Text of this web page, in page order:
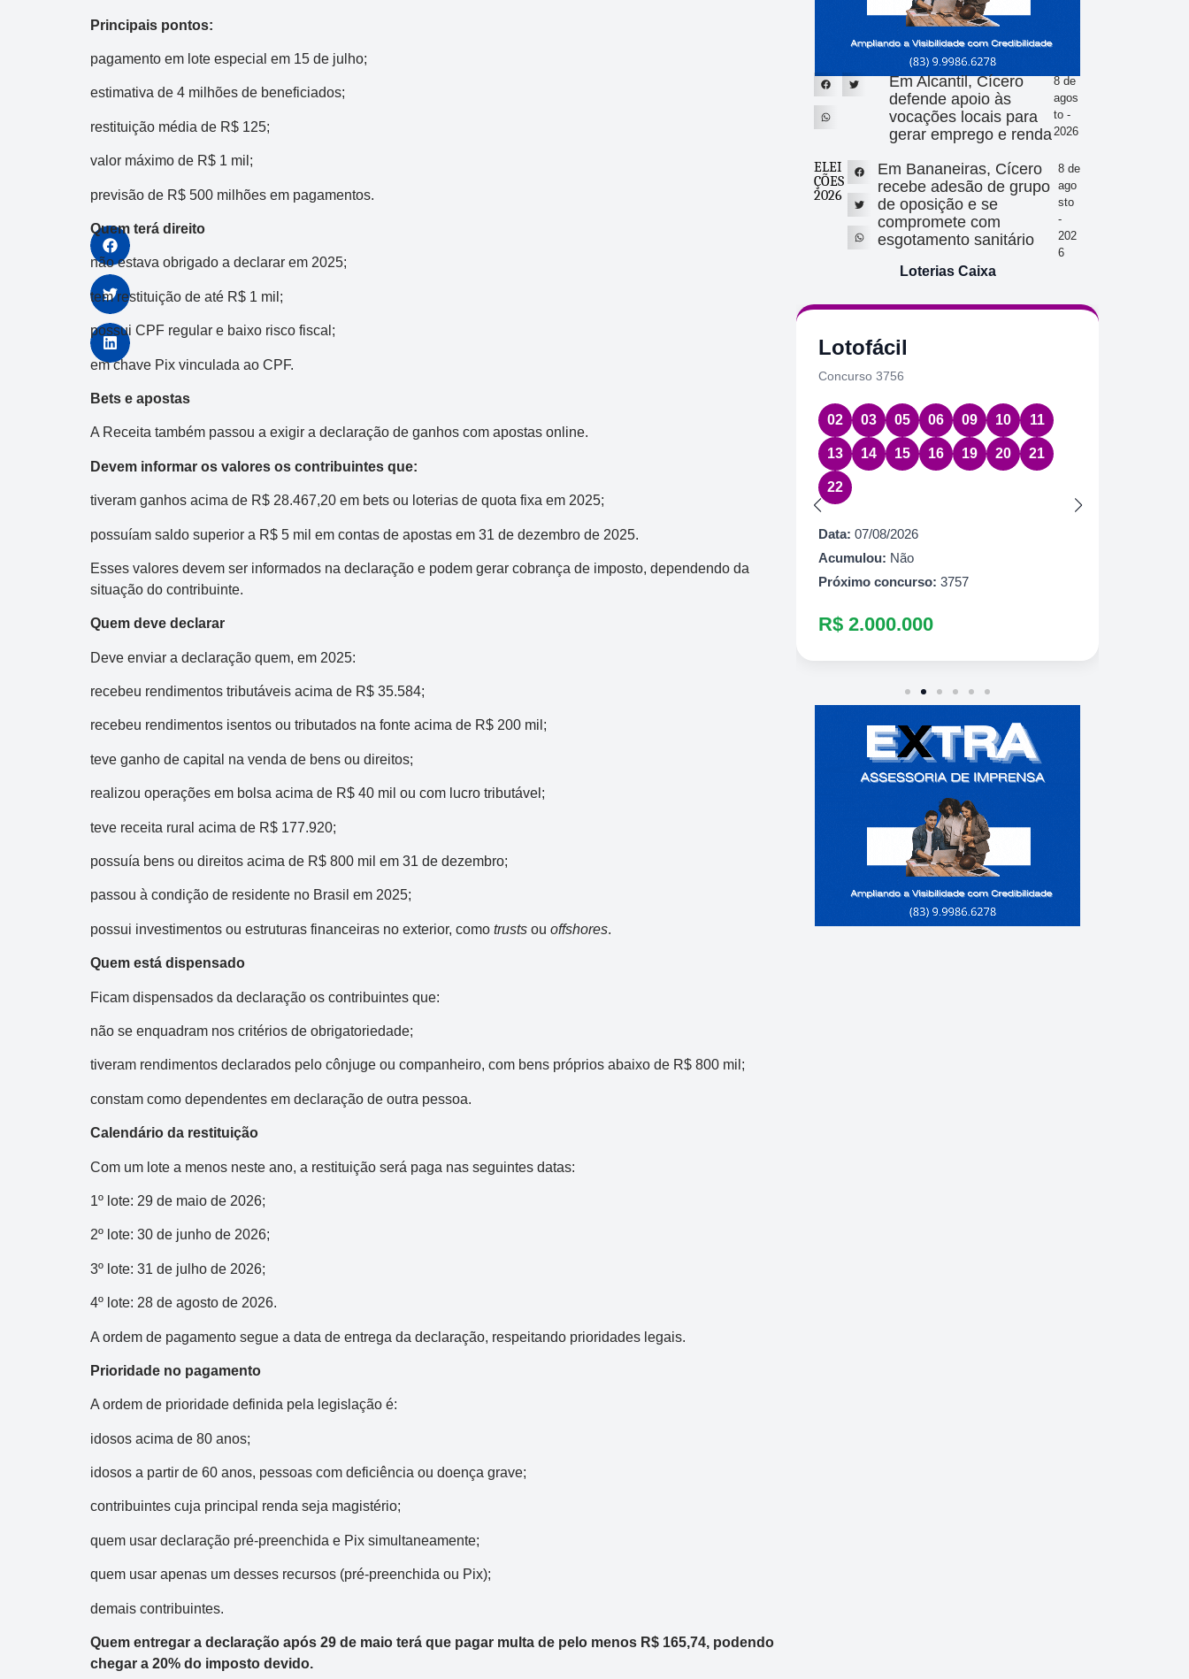
Principais pontos:
pagamento em lote especial em 15 de julho;
estimativa de 4 milhões de beneficiados;
restituição média de R$ 125;
valor máximo de R$ 1 mil;
previsão de R$ 500 milhões em pagamentos.
Quem terá direito
não estava obrigado a declarar em 2025;
tem restituição de até R$ 1 mil;
possui CPF regular e baixo risco fiscal;
em chave Pix vinculada ao CPF.
Bets e apostas
A Receita também passou a exigir a declaração de ganhos com apostas online.
Devem informar os valores os contribuintes que:
tiveram ganhos acima de R$ 28.467,20 em bets ou loterias de quota fixa em 2025;
possuíam saldo superior a R$ 5 mil em contas de apostas em 31 de dezembro de 2025.
Esses valores devem ser informados na declaração e podem gerar cobrança de imposto, dependendo da
situação do contribuinte.
Quem deve declarar
Deve enviar a declaração quem, em 2025:
recebeu rendimentos tributáveis acima de R$ 35.584;
recebeu rendimentos isentos ou tributados na fonte acima de R$ 200 mil;
teve ganho de capital na venda de bens ou direitos;
realizou operações em bolsa acima de R$ 40 mil ou com lucro tributável;
teve receita rural acima de R$ 177.920;
possuía bens ou direitos acima de R$ 800 mil em 31 de dezembro;
passou à condição de residente no Brasil em 2025;
possui investimentos ou estruturas financeiras no exterior, como trusts ou offshores.
Quem está dispensado
Ficam dispensados da declaração os contribuintes que:
não se enquadram nos critérios de obrigatoriedade;
tiveram rendimentos declarados pelo cônjuge ou companheiro, com bens próprios abaixo de R$ 800 mil;
constam como dependentes em declaração de outra pessoa.
Calendário da restituição
Com um lote a menos neste ano, a restituição será paga nas seguintes datas:
1º lote: 29 de maio de 2026;
2º lote: 30 de junho de 2026;
3º lote: 31 de julho de 2026;
4º lote: 28 de agosto de 2026.
A ordem de pagamento segue a data de entrega da declaração, respeitando prioridades legais.
Prioridade no pagamento
A ordem de prioridade definida pela legislação é:
idosos acima de 80 anos;
idosos a partir de 60 anos, pessoas com deficiência ou doença grave;
contribuintes cuja principal renda seja magistério;
quem usar declaração pré-preenchida e Pix simultaneamente;
quem usar apenas um desses recursos (pré-preenchida ou Pix);
demais contribuintes.
Quem entregar a declaração após 29 de maio terá que pagar multa de pelo menos R$ 165,74, podendo
chegar a 20% do imposto devido.
Em Alcantil, Cícero
defende apoio às
vocações locais para
gerar emprego e renda
8 de
agos
to -
2026
ELEI
ÇÕES
2026
Em Bananeiras, Cícero
recebe adesão de grupo
de oposição e se
compromete com
esgotamento sanitário
8 de
ago
sto
-
202
6
Loterias Caixa
Data:07/08/2026
R$ 1.000.000
R$ 165.000.000
Lotofácil
Concurso 3756
02 03 05 06 09 10 11
13 14 15 16 19 20 21
22
Data: 07/08/2026
Acumulou: Não
Próximo concurso: 3757
R$ 2.000.000